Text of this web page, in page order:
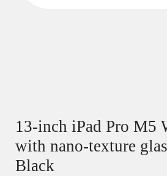
13-inch iPad Pro M5
with nano-texture
Black